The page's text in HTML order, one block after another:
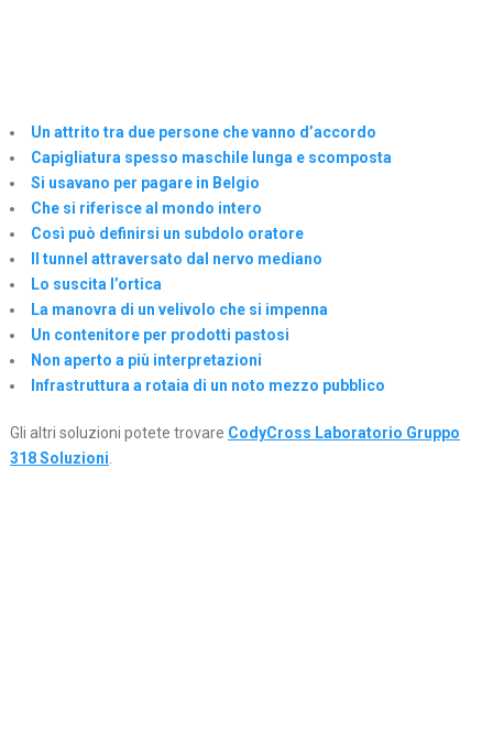
Un attrito tra due persone che vanno d’accordo
Capigliatura spesso maschile lunga e scomposta
Si usavano per pagare in Belgio
Che si riferisce al mondo intero
Così può definirsi un subdolo oratore
Il tunnel attraversato dal nervo mediano
Lo suscita l’ortica
La manovra di un velivolo che si impenna
Un contenitore per prodotti pastosi
Non aperto a più interpretazioni
Infrastruttura a rotaia di un noto mezzo pubblico
Gli altri soluzioni potete trovare CodyCross Laboratorio Gruppo
318 Soluzioni.